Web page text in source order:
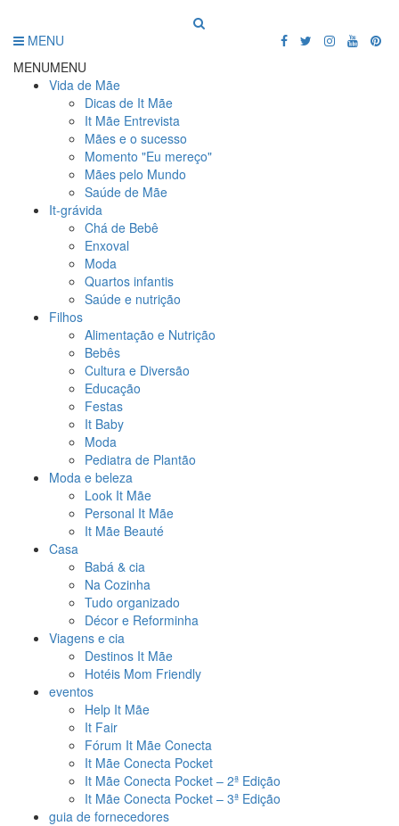
MENU
MENUMENU
Vida de Mãe
Dicas de It Mãe
It Mãe Entrevista
Mães e o sucesso
Momento "Eu mereço"
Mães pelo Mundo
Saúde de Mãe
It-grávida
Chá de Bebê
Enxoval
Moda
Quartos infantis
Saúde e nutrição
Filhos
Alimentação e Nutrição
Bebês
Cultura e Diversão
Educação
Festas
It Baby
Moda
Pediatra de Plantão
Moda e beleza
Look It Mãe
Personal It Mãe
It Mãe Beauté
Casa
Babá & cia
Na Cozinha
Tudo organizado
Décor e Reforminha
Viagens e cia
Destinos It Mãe
Hotéis Mom Friendly
eventos
Help It Mãe
It Fair
Fórum It Mãe Conecta
It Mãe Conecta Pocket
It Mãe Conecta Pocket – 2ª Edição
It Mãe Conecta Pocket – 3ª Edição
guia de fornecedores